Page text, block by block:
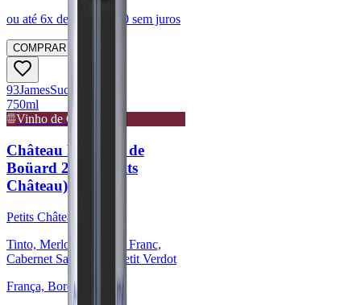
ou até 6x de R$ 312,60 sem juros
COMPRAR
93JamesSuckling
750ml
Vinho de Guarda
Château La Fleur de
Boüard 2019 (Petits
Château)
Petits Châteaux
Tinto, Merlot, Cabernet Franc,
Cabernet Sauvignon, Petit Verdot
França, Bordeaux